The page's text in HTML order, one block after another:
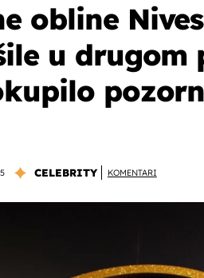
obline
u drugom
CELEBRITY KOMENTARI